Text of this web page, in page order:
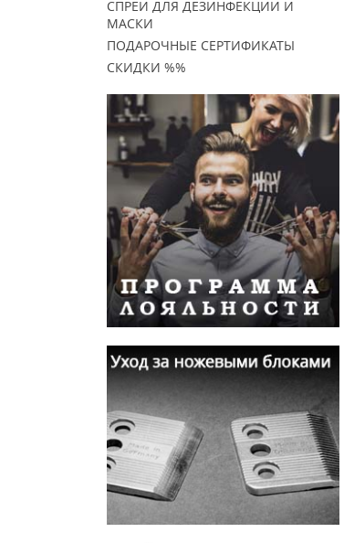
СПРЕИ ДЛЯ ДЕЗИНФЕКЦИИ И
МАСКИ
ПОДАРОЧНЫЕ СЕРТИФИКАТЫ
СКИДКИ %%